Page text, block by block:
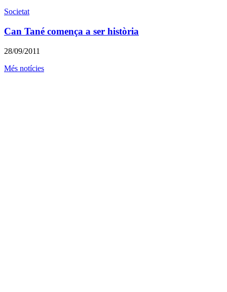
Societat
Can Tané comença a ser història
28/09/2011
Més notícies